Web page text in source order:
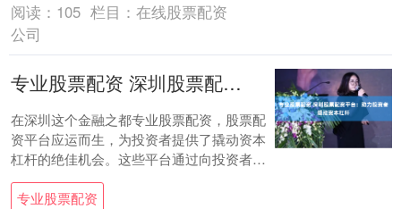
阅读： 105 栏目： 在线股票配资
公司
专业股票配资 深圳股票配资平台：助力投资者撬动资本杠杆
在深圳这个金融之都专业股票配资，股票配
资平台应运而生，为投资者提供了撬动资本
杠杆的绝佳机会。这些平台通过向投资者提
供资金，帮助他们放大投资规模，从而获得
更高的收....
专业股票配资